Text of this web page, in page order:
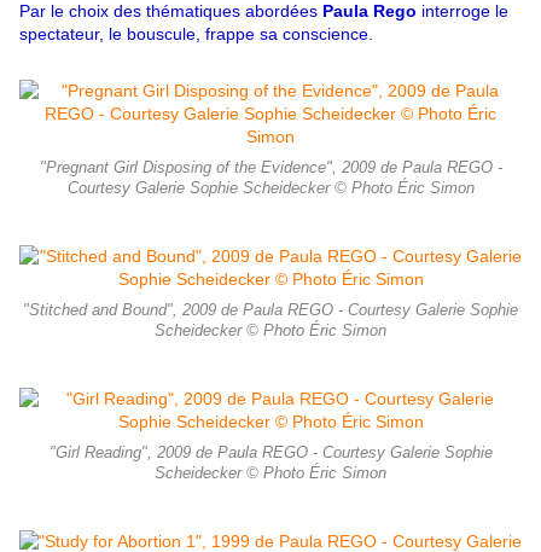
Par le choix des thématiques abordées Paula Rego interroge le
spectateur, le bouscule, frappe sa conscience.
"Pregnant Girl Disposing of the Evidence", 2009 de Paula REGO -
Courtesy Galerie Sophie Scheidecker © Photo Éric Simon
"Stitched and Bound", 2009 de Paula REGO - Courtesy Galerie Sophie
Scheidecker © Photo Éric Simon
"Girl Reading", 2009 de Paula REGO - Courtesy Galerie Sophie
Scheidecker © Photo Éric Simon